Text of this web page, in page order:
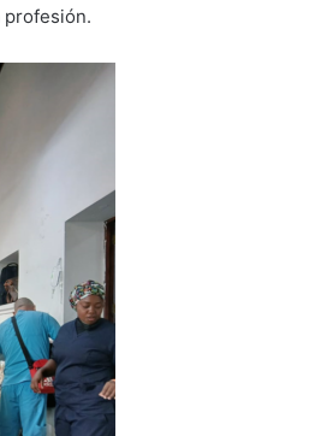
profesión.